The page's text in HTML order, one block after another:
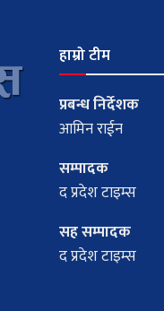
हाम्रो टीम
प्रबन्ध निर्देशक
आमिन राईन
सम्पादक
द प्रदेश टाइम्स
सह सम्पादक
द प्रदेश टाइम्स